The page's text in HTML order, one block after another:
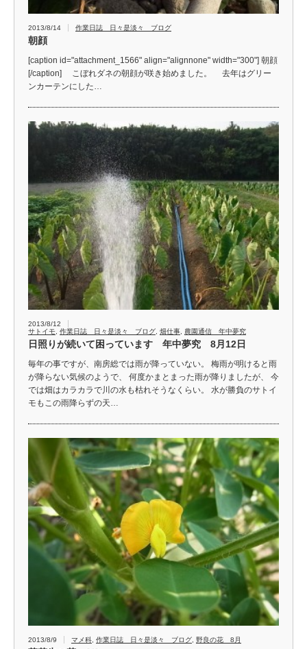
2013/8/14 作業日誌 日々是淡々 ブログ
朝顔
[caption id="attachment_1566" align="alignnone" width="300"] 朝顔
[/caption] こぼれダネの朝顔が咲き始めました。 去年はグリー
ンカーテンにした…
2013/8/12
サトイモ 作業日誌 日々是淡々 ブログ 畑仕事 農園通信 年中夢究
日照りが続いて困っています 年中夢究 8月12日
毎年の事ですが、南房総では雨が降っていない。 梅雨が明けると雨
が降らない気候のようで、 何度かまとまった雨が降りましたが、 今
では畑はカラカラで川の水も枯れそうなくらい。 水が勝負のサトイ
モもこの雨降らずの天…
2013/8/9 マメ科 作業日誌 日々是淡々 ブログ 野良の花 8月